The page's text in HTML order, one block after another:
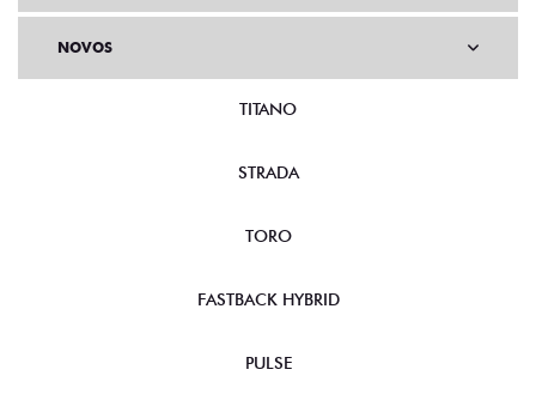
NOVOS
TITANO
STRADA
TORO
FASTBACK HYBRID
PULSE